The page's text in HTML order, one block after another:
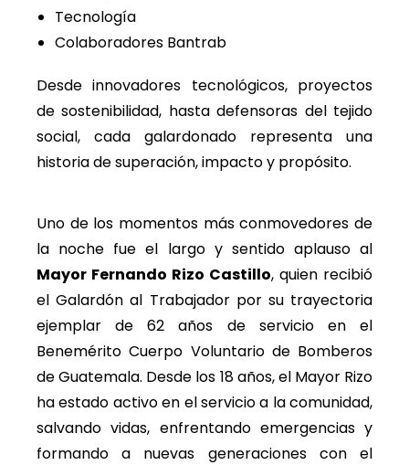
Tecnología
Colaboradores Bantrab
Desde innovadores tecnológicos, proyectos
de sostenibilidad, hasta defensoras del tejido
social, cada galardonado representa una
historia de superación, impacto y propósito.
Uno de los momentos más conmovedores de
la noche fue el largo y sentido aplauso al
Mayor Fernando Rizo Castillo, quien recibió
el Galardón al Trabajador por su trayectoria
ejemplar de 62 años de servicio en el
Benemérito Cuerpo Voluntario de Bomberos
de Guatemala. Desde los 18 años, el Mayor Rizo
ha estado activo en el servicio a la comunidad,
salvando vidas, enfrentando emergencias y
formando a nuevas generaciones con el